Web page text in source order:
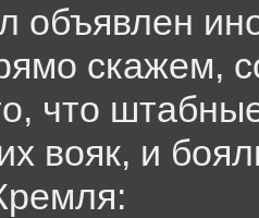
объявлен
скажем,
что
вояк, и